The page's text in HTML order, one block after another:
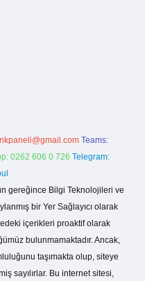
Teams:
0262 606 0 726 Telegram:
gereğince Bilgi Teknolojileri ve
bir Yer Sağlayıcı olarak
içerikleri proaktif olarak
bulunmamaktadır. Ancak,
taşımakta olup, siteye
sayılırlar. Bu internet sitesi,